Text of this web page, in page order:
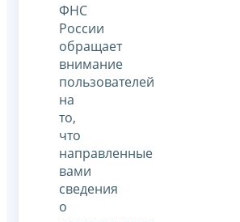
ФНС
России
обращает
внимание
пользователей
на
то,
что
направленные
вами
сведения
о